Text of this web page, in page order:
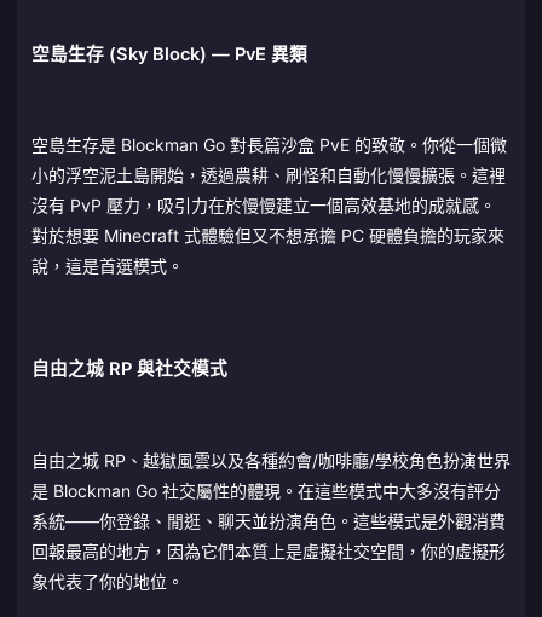
空島生存 (Sky Block) — PvE 異類
空島生存是 Blockman Go 對長篇沙盒 PvE 的致敬。你從一個微
小的浮空泥土島開始，透過農耕、刷怪和自動化慢慢擴張。這裡
沒有 PvP 壓力，吸引力在於慢慢建立一個高效基地的成就感。
對於想要 Minecraft 式體驗但又不想承擔 PC 硬體負擔的玩家來
說，這是首選模式。
自由之城 RP 與社交模式
自由之城 RP、越獄風雲以及各種約會/咖啡廳/學校角色扮演世界
是 Blockman Go 社交屬性的體現。在這些模式中大多沒有評分
系統——你登錄、閒逛、聊天並扮演角色。這些模式是外觀消費
回報最高的地方，因為它們本質上是虛擬社交空間，你的虛擬形
象代表了你的地位。